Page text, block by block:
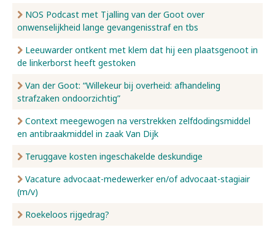
NOS Podcast met Tjalling van der Goot over
onwenselijkheid lange gevangenisstraf en tbs
Leeuwarder ontkent met klem dat hij een plaatsgenoot in
de linkerborst heeft gestoken
Van der Goot: “Willekeur bij overheid: afhandeling
strafzaken ondoorzichtig”
Context meegewogen na verstrekken zelfdodingsmiddel
en antibraakmiddel in zaak Van Dijk
Teruggave kosten ingeschakelde deskundige
Vacature advocaat-medewerker en/of advocaat-stagiair
(m/v)
Roekeloos rijgedrag?